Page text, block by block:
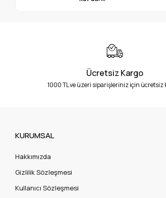
Ücretsiz Kargo
1000 TL ve üzeri siparişleriniz için ücretsiz
KURUMSAL
Hakkımızda
Gizlilik Sözleşmesi
Kullanıcı Sözleşmesi